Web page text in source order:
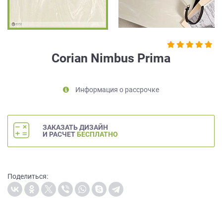
Corian Nimbus Prima
Информация о рассрочке
ЗАКАЗАТЬ ДИЗАЙН
И РАСЧЕТ БЕСПЛАТНО
Поделиться:
обработку
персональных
метрическими
программами
условиях
Политики